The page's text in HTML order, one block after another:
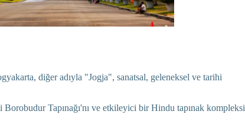
diğer adıyla "Jogja", sanatsal, geleneksel ve tarihi
Tapınağı'nı ve etkileyici bir Hindu tapınak kompleksi